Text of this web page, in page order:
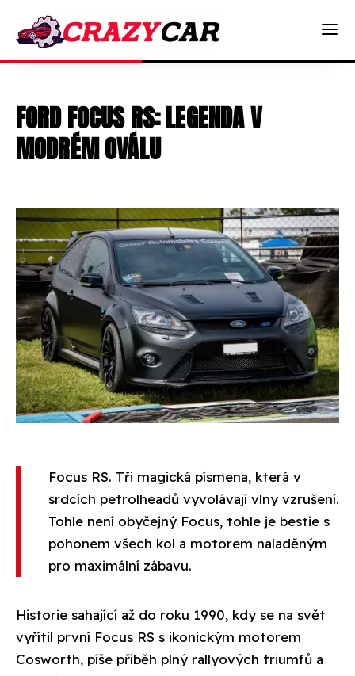
FORD FOCUS RS: LEGENDA V
MODRÉM OVÁLU
Focus RS. Tři magická písmena, která v
srdcích petrolheadů vyvolávají vlny vzrušení.
Tohle není obyčejný Focus, tohle je bestie s
pohonem všech kol a motorem naladěným
pro maximální zábavu.
Historie sahající až do roku 1990, kdy se na svět
vyřítil první Focus RS s ikonickým motorem
Cosworth, píše příběh plný rallyových triumfů a